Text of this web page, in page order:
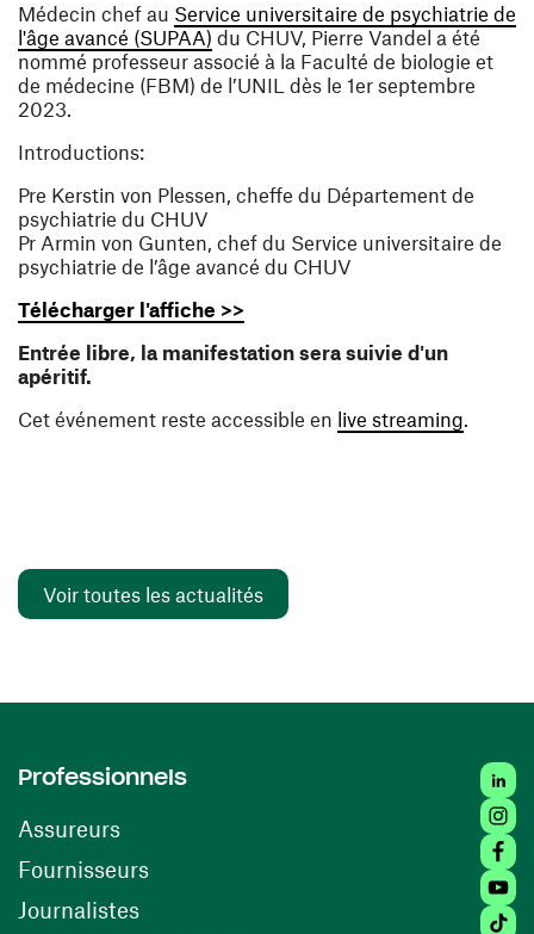
Médecin chef au Service universitaire de psychiatrie de
l'âge avancé (SUPAA) (ouvre une nouvelle fenêtre)
du CHUV, Pierre Vandel a été
nommé professeur associé à la Faculté de biologie et
de médecine (FBM) de l’UNIL dès le 1er septembre
2023.
Introductions:
Pre Kerstin von Plessen, cheffe du Département de
psychiatrie du CHUV
Pr Armin von Gunten, chef du Service universitaire de
psychiatrie de l’âge avancé du CHUV
Télécharger l'affiche >>(ouvre une nouvelle fenêtre)
Entrée libre, la manifestation sera suivie d'un
apéritif.
Cet événement reste accessible en live streaming.
Voir toutes les actualités
Professionnels
Assureurs
Fournisseurs(ouvre une nouvelle fenêtre)
Journalistes